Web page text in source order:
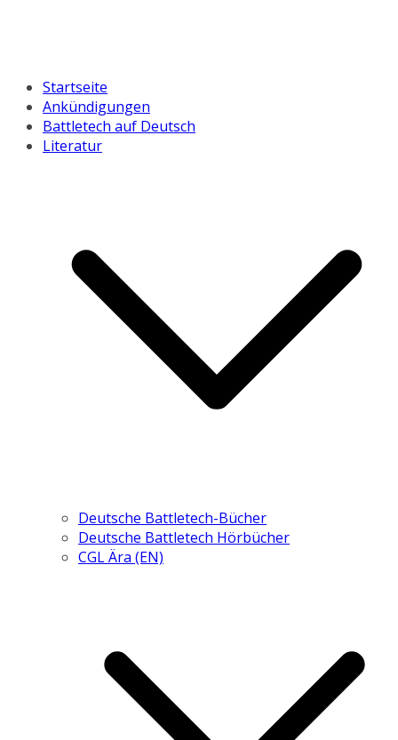
Startseite
Ankündigungen
Battletech auf Deutsch
Literatur
Deutsche Battletech-Bücher
Deutsche Battletech Hörbücher
CGL Ära (EN)